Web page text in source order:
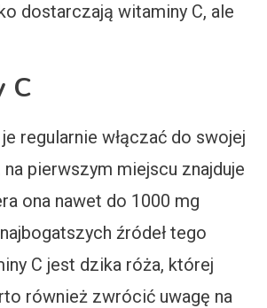
dostarczają witaminy C, ale
C
regularnie włączać do swojej
pierwszym miejscu znajduje
ona nawet do 1000 mg
źródeł tego
C jest dzika róża, której
również zwrócić uwagę na